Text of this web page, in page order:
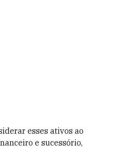
esses ativos ao
e sucessório,